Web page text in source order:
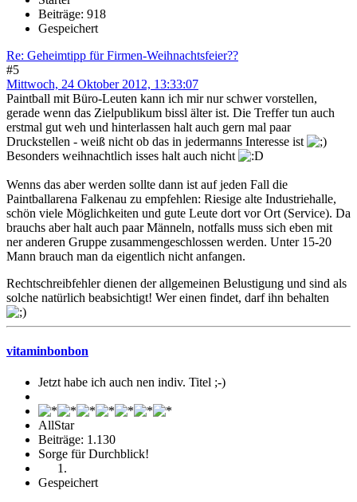
Beiträge: 918
Gespeichert
Re: Geheimtipp für Firmen-Weihnachtsfeier??
#5
Mittwoch, 24 Oktober 2012, 13:33:07
Paintball mit Büro-Leuten kann ich mir nur schwer vorstellen,
gerade wenn das Zielpublikum bissl älter ist. Die Treffer tun auch
erstmal gut weh und hinterlassen halt auch gern mal paar
Druckstellen - weiß nicht ob das in jedermanns Interesse ist
Besonders weihnachtlich isses halt auch nicht
Wenns das aber werden sollte dann ist auf jeden Fall die
Paintballarena Falkenau zu empfehlen: Riesige alte Industriehalle,
schön viele Möglichkeiten und gute Leute dort vor Ort (Service). Da
brauchs aber halt auch paar Männeln, notfalls muss sich eben mit
ner anderen Gruppe zusammengeschlossen werden. Unter 15-20
Mann brauch man da eigentlich nicht anfangen.
Rechtschreibfehler dienen der allgemeinen Belustigung und sind als
solche natürlich beabsichtigt! Wer einen findet, darf ihn behalten
vitaminbonbon
Jetzt habe ich auch nen indiv. Titel ;-)
AllStar
Beiträge: 1.130
Sorge für Durchblick!
Gespeichert